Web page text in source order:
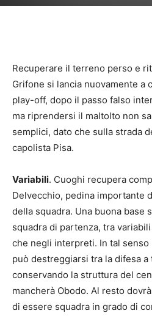
Recuperare il terreno perso e
Grifone si lancia nuovamente a
play-off, dopo il passo falso
ma riprendersi il maltolto non
semplici, dato che sulla strada
capolista Pisa.
Variabili. Cuoghi recupera
Delvecchio, pedina importante
della squadra. Una buona base
squadra di partenza, tra
che negli interpreti. In tal
può destreggiarsi tra la difesa
conservando la struttura del
mancherà Obodo. Al resto
di essere squadra in grado di